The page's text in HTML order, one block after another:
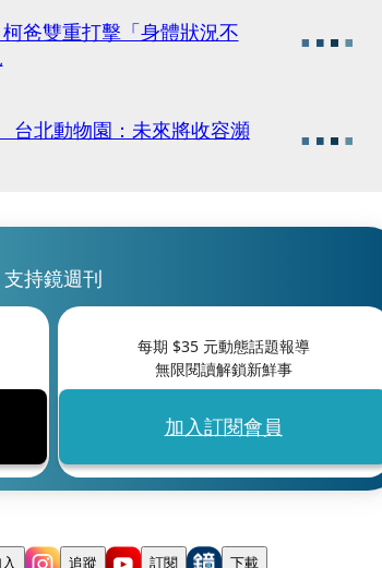
爸雙重打擊「身體狀況不
北動物園：未來將收容瀕
支持鏡週刊
每期 $35元動態話題報導
無限閱讀解鎖新鮮事
加入訂閱會員
追蹤 訂閱 下載